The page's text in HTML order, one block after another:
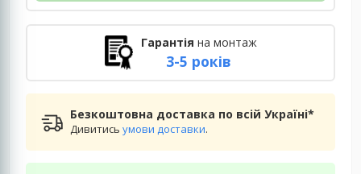
Гарантія на монтаж
3-5 років
Безкоштовна доставка по всій Україні*
Дивитисьумови доставки.